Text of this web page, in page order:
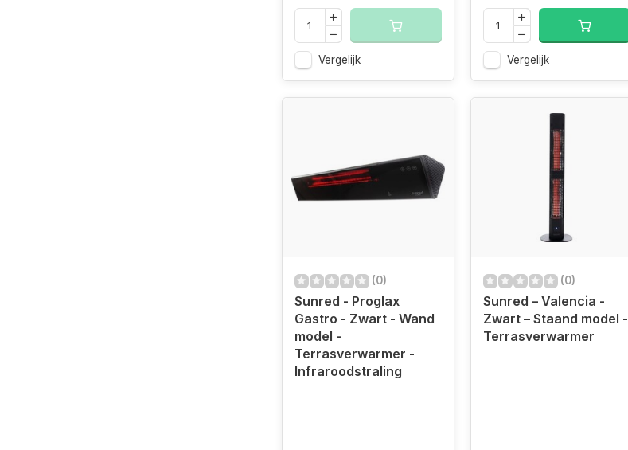
Vergelijk Vergelijk
(0)
Sunred - Proglax
Gastro - Zwart - Wand
model -
Terrasverwarmer -
Infraroodstraling
(0)
Sunred – Valencia -
Zwart – Staand model -
Terrasverwarmer